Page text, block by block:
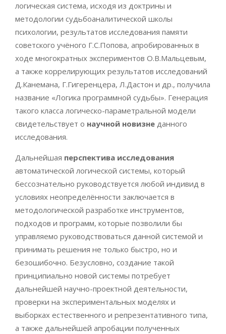
логическая система, исходя из доктрины и
методологии судьбоаналитической школы
психологии, результатов исследования памяти
советского учёного Г.С.Попова, апробированных в
ходе многократных экспериментов О.В.Мальцевым,
а также коррелирующих результатов исследований
Д.Канемана, Г.Гигеренцера, Л.Дастон и др., получила
название «Логика программной судьбы». Генерация
такого класса логическо-параметральной модели
свидетельствует о научной новизне данного
исследования.
Дальнейшая перспектива исследования
автоматической логической системы, который
бессознательно руководствуется любой индивид в
условиях неопределённости заключается в
методологической разработке инструментов,
подходов и программ, которые позволили бы
управляемо руководствоваться данной системой и
принимать решения не только быстро, но и
безошибочно. Безусловно, создание такой
принципиально новой системы потребует
дальнейшей научно-проектной деятельности,
проверки на экспериментальных моделях и
выборках естественного и репрезентативного типа,
а также дальнейшей апробации полученных